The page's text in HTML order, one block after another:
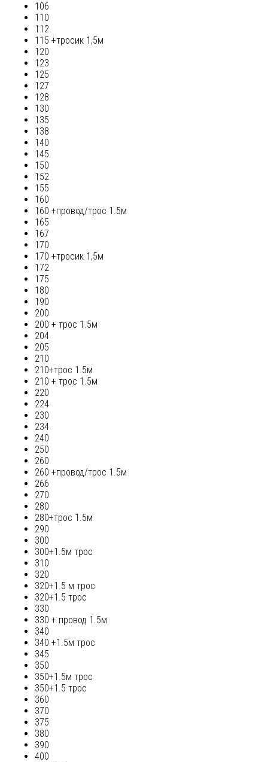
106
110
112
115 +тросик 1,5м
120
123
125
127
128
130
135
138
140
145
150
152
155
160
160 +провод/трос 1.5м
165
167
170
170 +тросик 1,5м
172
175
180
190
200
200 + трос 1.5м
204
205
210
210+трос 1.5м
210 + трос 1.5м
220
224
230
234
240
250
260
260 +провод/трос 1.5м
266
270
280
280+трос 1.5м
290
300
300+1.5м трос
310
320
320+1.5 м трос
320+1.5 трос
330
330 + провод 1.5м
340
340 +1.5м трос
345
350
350+1.5м трос
350+1.5 трос
360
370
375
380
390
400